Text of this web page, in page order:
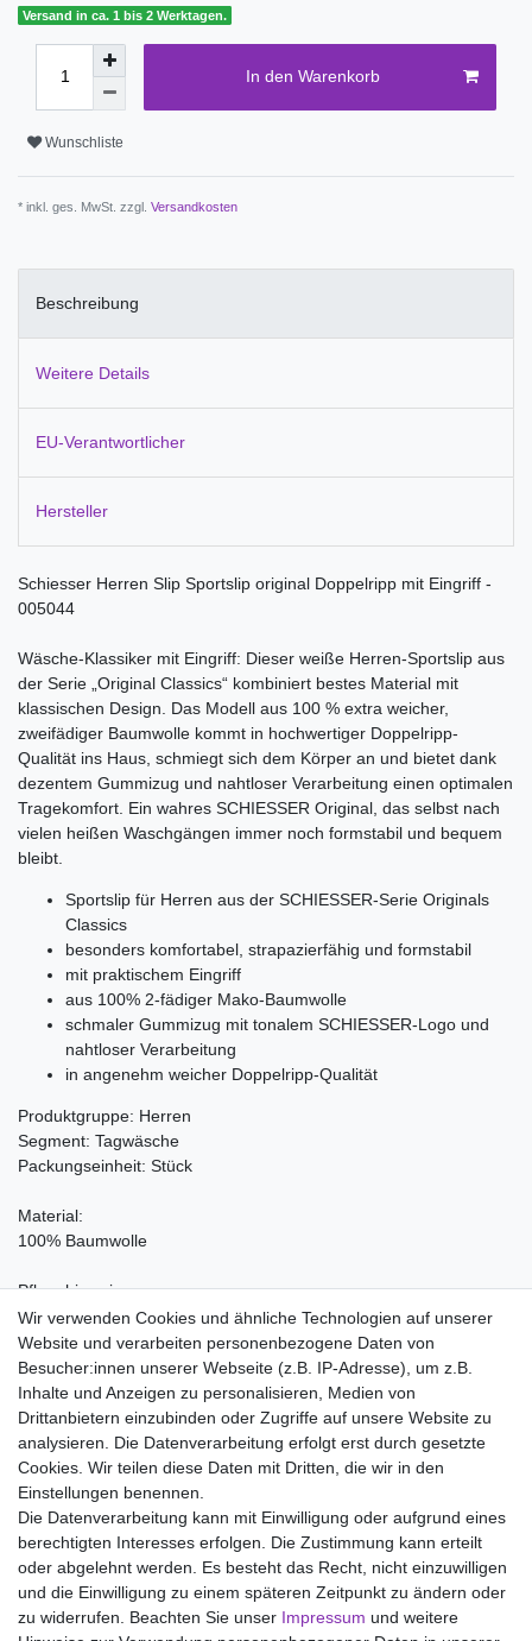
Versand in ca. 1 bis 2 Werktagen.
In den Warenkorb
Wunschliste
* inkl. ges. MwSt. zzgl. Versandkosten
Beschreibung
Weitere Details
EU-Verantwortlicher
Hersteller
Schiesser Herren Slip Sportslip original Doppelripp mit Eingriff -
005044
Wäsche-Klassiker mit Eingriff: Dieser weiße Herren-Sportslip aus
der Serie „Original Classics“ kombiniert bestes Material mit
klassischen Design. Das Modell aus 100 % extra weicher,
zweifädiger Baumwolle kommt in hochwertiger Doppelripp-
Qualität ins Haus, schmiegt sich dem Körper an und bietet dank
dezentem Gummizug und nahtloser Verarbeitung einen optimalen
Tragekomfort. Ein wahres SCHIESSER Original, das selbst nach
vielen heißen Waschgängen immer noch formstabil und bequem
bleibt.
Sportslip für Herren aus der SCHIESSER-Serie Originals
Classics
besonders komfortabel, strapazierfähig und formstabil
mit praktischem Eingriff
aus 100% 2-fädiger Mako-Baumwolle
schmaler Gummizug mit tonalem SCHIESSER-Logo und
nahtloser Verarbeitung
in angenehm weicher Doppelripp-Qualität
Produktgruppe: Herren
Segment: Tagwäsche
Packungseinheit: Stück
Material:
100% Baumwolle
Pflegehinweise:
Waschen bei 95°C, Nicht bleichen, Trockner (Stufe 1), Heiss
Bügeln (Stufe 3), Nicht chemisch reinigen
Wir liefern mit DHL (auch Samstags)
Kostenloser Versand
14 Tage Rückgaberecht
Wir verwenden Cookies und ähnliche Technologien auf unserer
Website und verarbeiten personenbezogene Daten von
Besucher:innen unserer Webseite (z.B. IP-Adresse), um z.B.
Inhalte und Anzeigen zu personalisieren, Medien von
Drittanbietern einzubinden oder Zugriffe auf unsere Website zu
analysieren. Die Datenverarbeitung erfolgt erst durch gesetzte
Cookies. Wir teilen diese Daten mit Dritten, die wir in den
Einstellungen benennen.
Die Datenverarbeitung kann mit Einwilligung oder aufgrund eines
berechtigten Interesses erfolgen. Die Zustimmung kann erteilt
oder abgelehnt werden. Es besteht das Recht, nicht einzuwilligen
und die Einwilligung zu einem späteren Zeitpunkt zu ändern oder
zu widerrufen. Beachten Sie unser Impressum und weitere